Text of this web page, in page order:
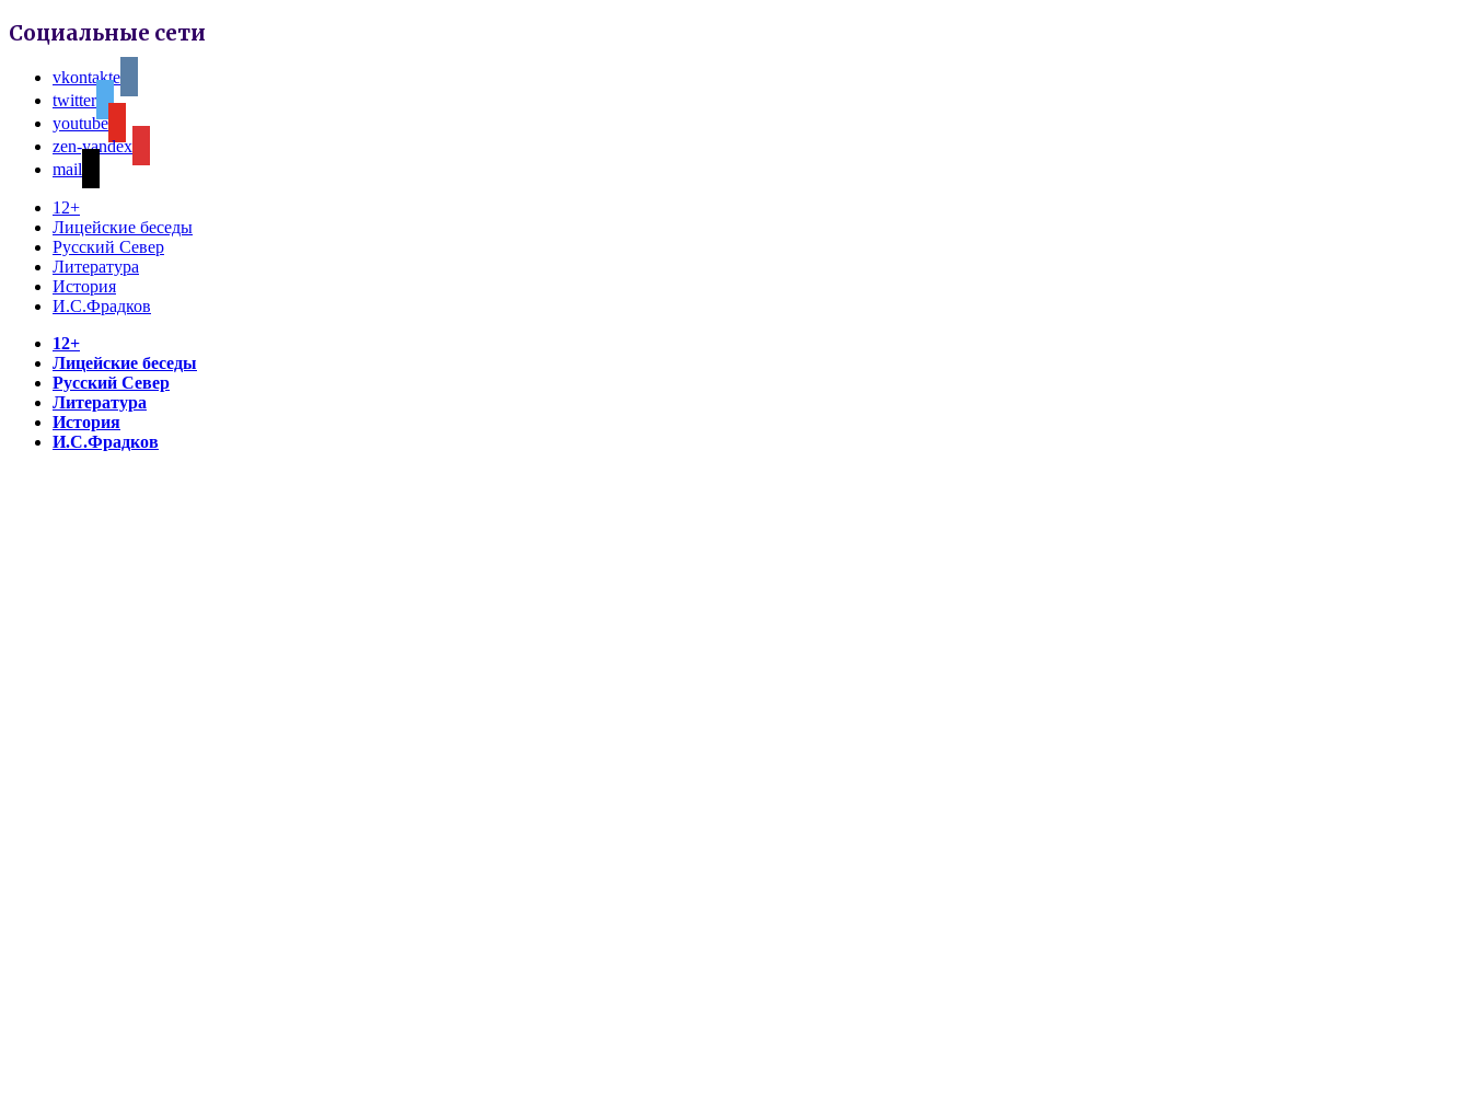
Социальные сети
vkontakte
twitter
youtube
zen-yandex
mail
12+
Лицейские беседы
Русский Север
Литература
История
И.С.Фрадков
12+
Лицейские беседы
Русский Север
Литература
История
И.С.Фрадков